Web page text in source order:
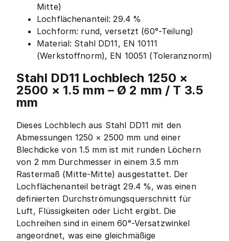
Mitte)
Lochflächenanteil: 29.4 %
Lochform: rund, versetzt (60°-Teilung)
Material: Stahl DD11, EN 10111
(Werkstoffnorm), EN 10051 (Toleranznorm)
Stahl DD11 Lochblech 1250 ×
2500 × 1.5 mm – Ø 2 mm / T 3.5
mm
Dieses Lochblech aus Stahl DD11 mit den
Abmessungen 1250 × 2500 mm und einer
Blechdicke von 1.5 mm ist mit runden Löchern
von 2 mm Durchmesser in einem 3.5 mm
Rastermaß (Mitte-Mitte) ausgestattet. Der
Lochflächenanteil beträgt 29.4 %, was einen
definierten Durchströmungsquerschnitt für
Luft, Flüssigkeiten oder Licht ergibt. Die
Lochreihen sind in einem 60°-Versatzwinkel
angeordnet, was eine gleichmäßige